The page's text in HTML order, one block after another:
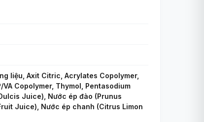
liệu, Axit Citric, Acrylates Copolymer,
Copolymer, Thymol, Pentasodium
Juice), Nước ép đào (Prunus
Juice), Nước ép chanh (Citrus Limon